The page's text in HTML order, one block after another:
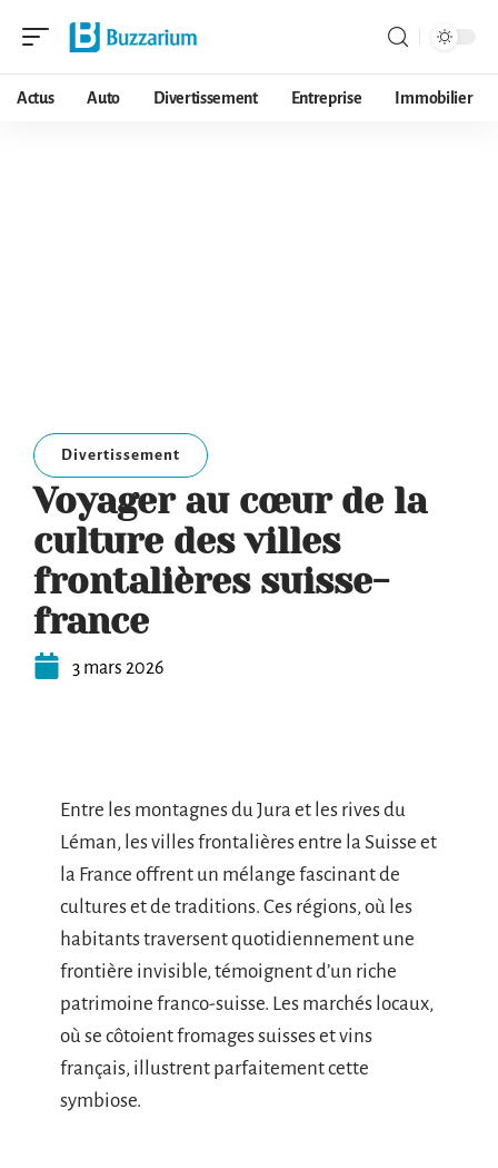
Actus Auto Divertissement Entreprise Immobilier
Divertissement
Voyager au cœur de la
culture des villes
frontalières suisse-
france
3 mars 2026
Entre les montagnes du Jura et les rives du
Léman, les villes frontalières entre la Suisse et
la France offrent un mélange fascinant de
cultures et de traditions. Ces régions, où les
habitants traversent quotidiennement une
frontière invisible, témoignent d’un riche
patrimoine franco-suisse. Les marchés locaux,
où se côtoient fromages suisses et vins
français, illustrent parfaitement cette
symbiose.